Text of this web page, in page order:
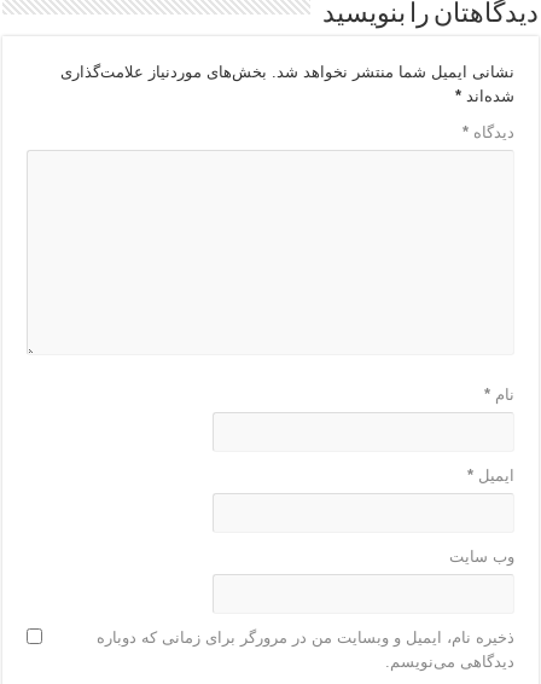
دیدگاهتان را بنویسید
نشانی ایمیل شما منتشر نخواهد شد. بخش‌های موردنیاز علامت‌گذاری
شده‌اند*
دیدگاه*
نام*
ایمیل*
وب‌ سایت
ذخیره نام، ایمیل و وبسایت من در مرورگر برای زمانی که دوباره
دیدگاهی می‌نویسم.